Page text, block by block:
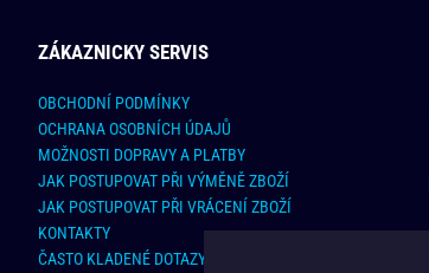
ZÁKAZNICKY SERVIS
OBCHODNÍ PODMÍNKY
OCHRANA OSOBNÍCH ÚDAJŮ
MOŽNOSTI DOPRAVY A PLATBY
JAK POSTUPOVAT PŘI VÝMĚNĚ ZBOŽÍ
JAK POSTUPOVAT PŘI VRÁCENÍ ZBOŽÍ
KONTAKTY
ČASTO KLADENÉ DOTAZY